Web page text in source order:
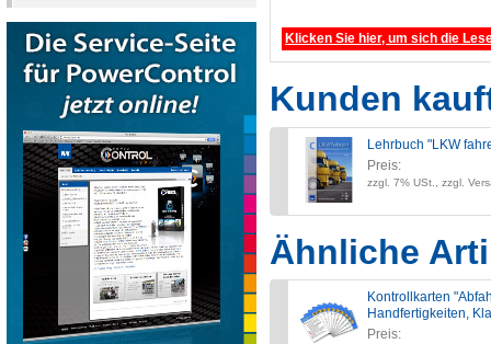
Klicken Sie hier, um sich die
Kunden
Lehrbuch "LKW
Preis:
zzgl. 7% USt., zzgl.
Ähnliche
Kontrollkarten
Handfertigkeiten,
Preis: